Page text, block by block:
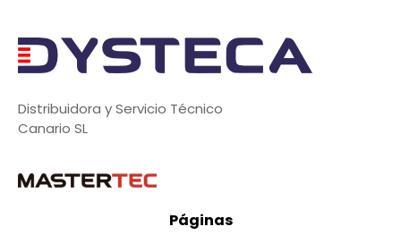
Distribuidora y Servicio Técnico
Canario SL
Páginas